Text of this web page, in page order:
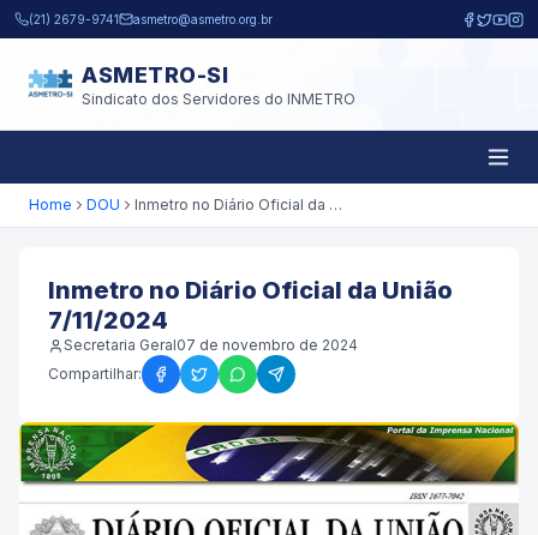
Pular para o conteúdo principal
(21) 2679-9741 asmetro@asmetro.org.br
ASMETRO-SI
Sindicato dos Servidores do INMETRO
Home DOU Inmetro no Diário Oficial da União 7/11/2024
Inmetro no Diário Oficial da União
7/11/2024
Secretaria Geral07 de novembro de 2024
Compartilhar: